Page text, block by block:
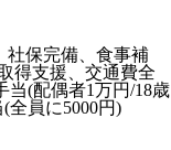
社保完備、食事補
得支援、交通費全
当(配偶者1万円/18歳
全員に5000円)